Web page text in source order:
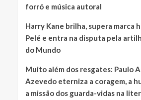
forró e música autoral
Harry Kane brilha, supera marca
Pelé e entra na disputa pela
do Mundo
Muito além dos resgates: Paulo
Azevedo eterniza a coragem, a
a missão dos guarda-vidas na